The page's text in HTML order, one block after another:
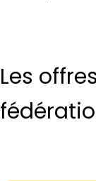
Les